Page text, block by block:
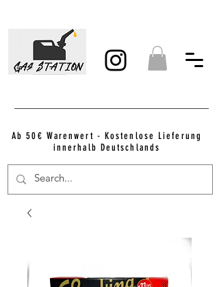
Ab 50€ Warenwert - Kostenlose Lieferung
innerhalb Deutschlands